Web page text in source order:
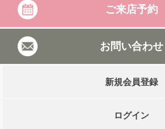
ご来店予約
お問い合わせ
新規会員登録
ログイン